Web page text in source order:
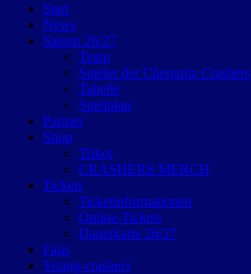
Start
News
Saison 26/27
Team
Spieler der Chemnitz Crashers
Tabelle
Spielplan
Partner
Shop
Trikot
CRASHERS MERCH
Tickets
Ticketinformationen
Online-Tickets
Dauerkarte 26/27
Fans
Young-crashers